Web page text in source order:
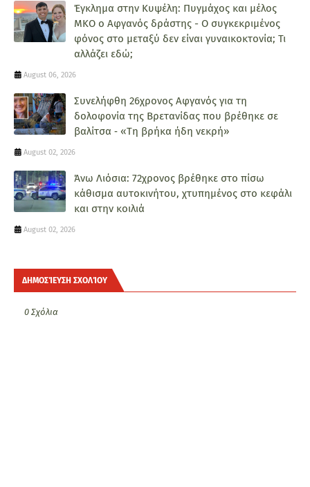
Έγκλημα στην Κυψέλη: Πυγμάχος και μέλος
ΜΚΟ ο Αφγανός δράστης - Ο συγκεκριμένος
φόνος στο μεταξύ δεν είναι γυναικοκτονία; Τι
αλλάζει εδώ;
August 06, 2026
Συνελήφθη 26χρονος Αφγανός για τη
δολοφονία της Βρετανίδας που βρέθηκε σε
βαλίτσα ‑ «Τη βρήκα ήδη νεκρή»
August 02, 2026
Άνω Λιόσια: 72χρονος βρέθηκε στο πίσω
κάθισμα αυτοκινήτου, χτυπημένος στο κεφάλι
και στην κοιλιά
August 02, 2026
ΔΗΜΟΣΊΕΥΣΗ ΣΧΟΛΊΟΥ
0 Σχόλια